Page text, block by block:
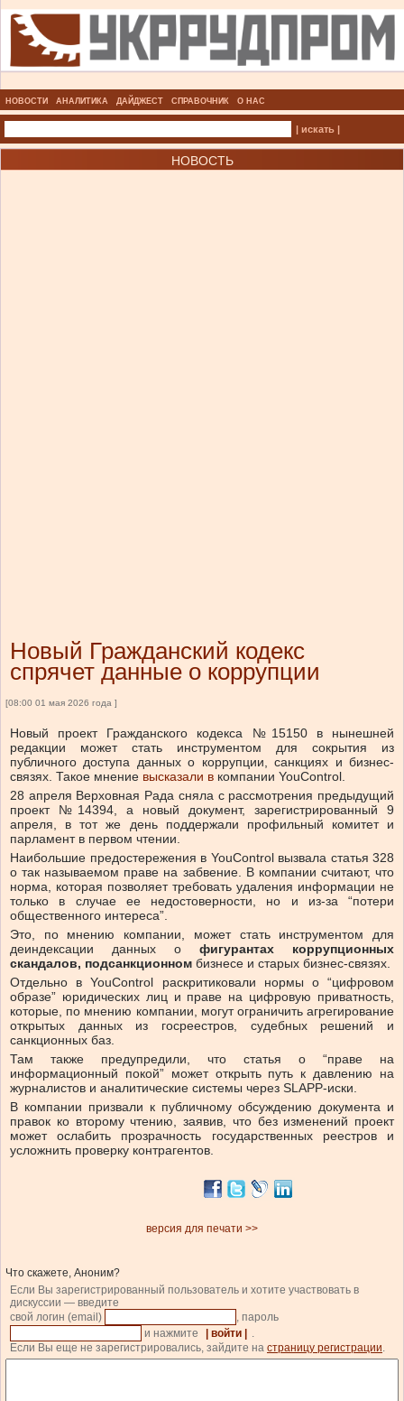
НОВОСТИ АНАЛИТИКА ДАЙДЖЕСТ СПРАВОЧНИК О НАС
| искать |
НОВОСТЬ
Новый Гражданский кодекс
спрячет данные о коррупции
[08:00 01 мая 2026 года ]
Новый проект Гражданского кодекса №15150 в нынешней
редакции может стать инструментом для сокрытия из
публичного доступа данных о коррупции, санкциях и бизнес-
связях. Такое мнение высказали в компании YouControl.
28 апреля Верховная Рада сняла с рассмотрения предыдущий
проект №14394, а новый документ, зарегистрированный 9
апреля, в тот же день поддержали профильный комитет и
парламент в первом чтении.
Наибольшие предостережения в YouControl вызвала статья 328
о так называемом праве на забвение. В компании считают, что
норма, которая позволяет требовать удаления информации не
только в случае ее недостоверности, но и из-за “потери
общественного интереса”.
Это, по мнению компании, может стать инструментом для
деиндексации данных о фигурантах коррупционных
скандалов, подсанкционном бизнесе и старых бизнес-связях.
Отдельно в YouControl раскритиковали нормы о “цифровом
образе” юридических лиц и праве на цифровую приватность,
которые, по мнению компании, могут ограничить агрегирование
открытых данных из госреестров, судебных решений и
санкционных баз.
Там также предупредили, что статья о “праве на
информационный покой” может открыть путь к давлению на
журналистов и аналитические системы через SLAPP-иски.
В компании призвали к публичному обсуждению документа и
правок ко второму чтению, заявив, что без изменений проект
может ослабить прозрачность государственных реестров и
усложнить проверку контрагентов.
версия для печати >>
Что скажете, Аноним?
Если Вы зарегистрированный пользователь и хотите участвовать в
дискуссии — введите
свой логин (email)
, пароль
и нажмите
| войти |
.
Если Вы еще не зарегистрировались, зайдите на страницу регистрации.